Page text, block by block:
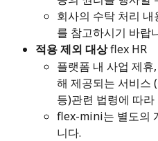
회사의 수탁 처리
를 참고하시기 바랍
적용 제외 대상 flex HR
플랫폼 내 사업 제
해 제공되는 서비스
등)관련 법령에 따
flex-mini는 별도의
니다.